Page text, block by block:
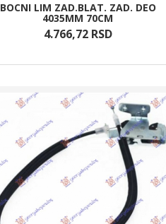
BOCNI LIM ZAD.BLAT. ZAD. DEO
4035MM 70CM
4.766,72 RSD